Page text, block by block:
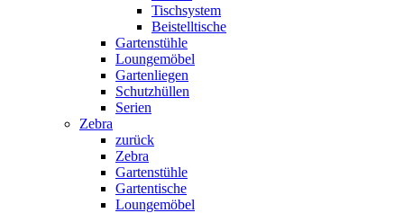
Tischsystem
Beistelltische
Gartenstühle
Loungemöbel
Gartenliegen
Schutzhüllen
Serien
Zebra
zurück
Zebra
Gartenstühle
Gartentische
Loungemöbel